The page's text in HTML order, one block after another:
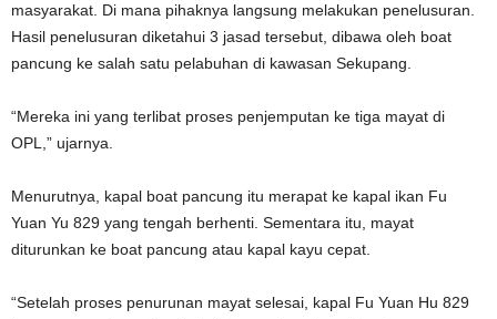
masyarakat. Di mana pihaknya langsung melakukan penelusuran.
Hasil penelusuran diketahui 3 jasad tersebut, dibawa oleh boat
pancung ke salah satu pelabuhan di kawasan Sekupang.
“Mereka ini yang terlibat proses penjemputan ke tiga mayat di
OPL,” ujarnya.
Menurutnya, kapal boat pancung itu merapat ke kapal ikan Fu
Yuan Yu 829 yang tengah berhenti. Sementara itu, mayat
diturunkan ke boat pancung atau kapal kayu cepat.
“Setelah proses penurunan mayat selesai, kapal Fu Yuan Hu 829